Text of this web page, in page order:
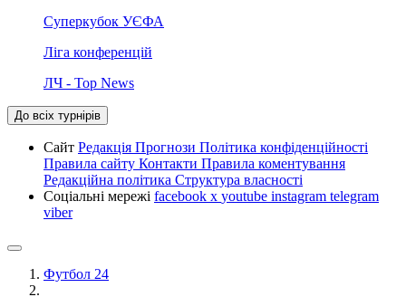
Суперкубок УЄФА
Ліга конференцій
ЛЧ - Top News
До всіх турнірів
Сайт Редакція Прогнози Політика конфіденційності
Правила сайту Контакти Правила коментування
Редакційна політика Структура власності
Соціальні мережі facebook x youtube instagram telegram
viber
Футбол 24